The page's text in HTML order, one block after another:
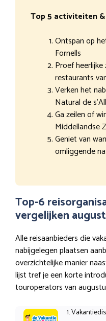
Top 5 activiteiten
Ontspan op
Fornells
Proef
restaurants
Verken het
Natural de
Ga zeilen of
Middellandse
Geniet van
omliggende
Top-6
vergelijken
Alle reisaanbieders die
nabijgelegen plaatsen
overzichtelijke manier
lijst tref je een korte
touroperators van
1.